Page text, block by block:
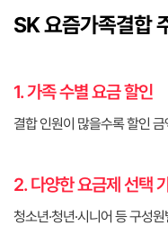
SK 요즘가족결합
1. 가족 수별 요금 할인
결합 인원이 많을수록 할인
2. 다양한 요금제 선택
청소년·청년·시니어 등 구성원